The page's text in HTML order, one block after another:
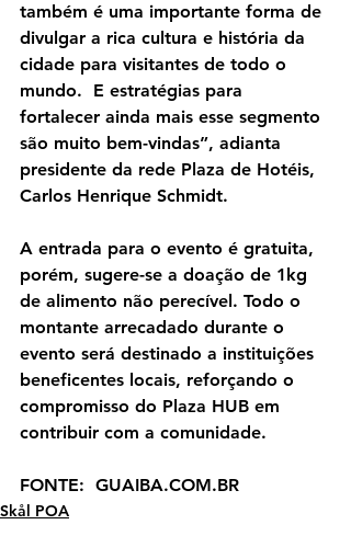
também é uma importante forma de
divulgar a rica cultura e história da
cidade para visitantes de todo o
mundo.  E estratégias para
fortalecer ainda mais esse segmento
são muito bem-vindas”, adianta
presidente da rede Plaza de Hotéis,
Carlos Henrique Schmidt.
A entrada para o evento é gratuita,
porém, sugere-se a doação de 1kg
de alimento não perecível. Todo o
montante arrecadado durante o
evento será destinado a instituições
beneficentes locais, reforçando o
compromisso do Plaza HUB em
contribuir com a comunidade.
FONTE:  GUAIBA.COM.BR
Skål POA